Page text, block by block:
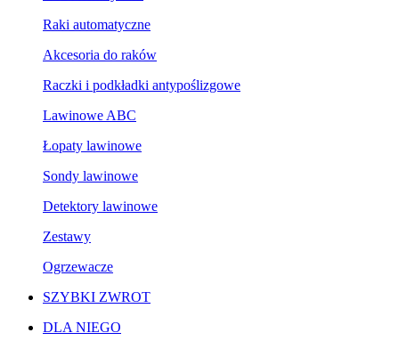
Raki automatyczne
Akcesoria do raków
Raczki i podkładki antypoślizgowe
Lawinowe ABC
Łopaty lawinowe
Sondy lawinowe
Detektory lawinowe
Zestawy
Ogrzewacze
SZYBKI ZWROT
DLA NIEGO